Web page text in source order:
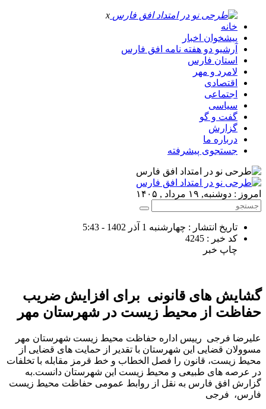
x
خانه
پیشخوان اخبار
آرشیو دو هفته نامه افق فارس
استان فارس
لامرد و مهر
اقتصادی
اجتماعی
سیاسی
گفت و گو
گزارش
درباره ما
جستجوی پیشرفته
امروز : دوشنبه, ۱۹ مرداد , ۱۴۰۵
تاریخ انتشار : چهارشنبه 1 آذر 1402 - 5:43
کد خبر : 4245
چاپ خبر
گشایش های قانونی برای افزایش ضریب
حفاظت از محیط زیست در شهرستان مهر
علیرضا فرجی رییس اداره حفاظت محیط زیست شهرستان مهر
مسوولان قضایی این شهرستان با تقدیر از حمایت های قضایی از
محیط زیست، قانون را فصل الخطاب و خط قرمز مقابله با تخلفات
در عرصه های طبیعی و محیط زیست این شهرستان دانست.به
گزارش افق فارس به نقل از روابط عمومی حفاظت محیط زیست
فارس، فرجی